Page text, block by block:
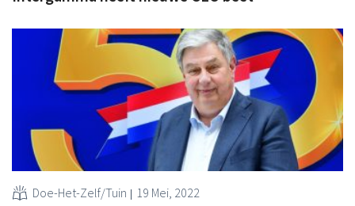
Doe-Het-Zelf/Tuin 19 Mei, 2022